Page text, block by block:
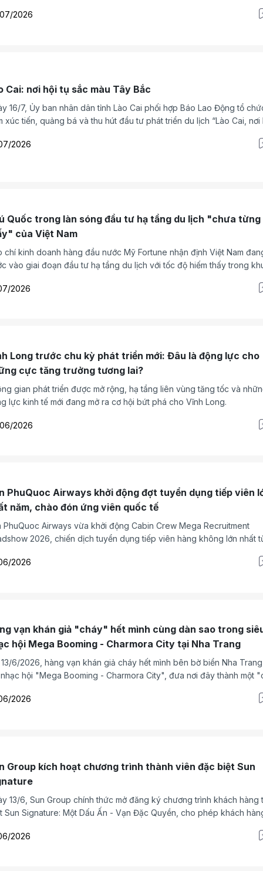
2026
Cai: nơi hội tụ sắc màu Tây Bắc
16/7, Ủy ban nhân dân tỉnh Lào Cai phối hợp Báo Lao Động tổ
xúc tiến, quảng bá và thu hút đầu tư phát triển du lịch “Lào Cai, nơi
nghị xúc tiến đầu tư tỉnh Lào Cai năm 2026. Nhằm tạo diễn đàn trao
2026
Quốc trong làn sóng đầu tư hạ tầng du lịch "chưa từng
của Việt Nam
chí kinh doanh hàng đầu nước Mỹ Fortune nhận định Việt Nam
vào giai đoạn đầu tư hạ tầng du lịch với tốc độ hiếm thấy trong
ở bất kỳ quốc gia nào khác, kể cả Trung Đông". Trong làn sóng
2026
Long trước chu kỳ phát triển mới: Đâu là động lực cho
cực tăng trưởng tương lai?
gian phát triển được mở rộng, hạ tầng liên vùng tăng tốc và
lực kinh tế mới đang mở ra cơ hội bứt phá cho Vĩnh Long.
2026
PhuQuoc Airways khởi động đợt tuyển dụng tiếp viên
năm, chào đón ứng viên quốc tế
PhuQuoc Airways vừa khởi động Cabin Crew Mega Recruitment
2026, chiến dịch tuyển dụng tiếp viên hàng không lớn nhất
mở rộng đội bay và mạng bay quốc tế trong giai đoạn tăng
2026
vạn khán giả "cháy" hết mình cùng dàn sao trong
hội Mega Booming - Charmora City tại Nha Trang
6/2026, hàng vạn khán giả cháy hết mình bên bờ biển Nha
hội "Mega Booming - Charmora City", đưa nơi đây thành một
2026
Group kích hoạt chương trình thành viên đặc biệt Sun
13/6, Sun Group chính thức mở đăng ký chương trình khách hàng
Sun Signature: Một Dấu Ấn - Vạn Đặc Quyền, cho phép khách
nghỉ dưỡng, vui chơi giải trí tới y tế, bất động sản và tài chính.
2026